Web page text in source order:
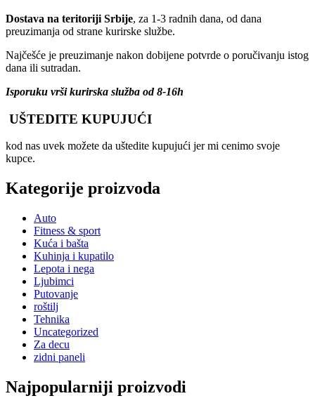
Dostava na teritoriji Srbije, za 1-3 radnih dana, od dana
preuzimanja od strane kurirske službe.
Najčešće je preuzimanje nakon dobijene potvrde o poručivanju istog
dana ili sutradan.
Isporuku vrši kurirska služba od 8-16h
UŠTEDITE KUPUJUĆI
kod nas uvek možete da uštedite kupujući jer mi cenimo svoje
kupce.
Kategorije proizvoda
Auto
Fitness & sport
Kuća i bašta
Kuhinja i kupatilo
Lepota i nega
Ljubimci
Putovanje
roštilj
Tehnika
Uncategorized
Za decu
zidni paneli
Najpopularniji proizvodi